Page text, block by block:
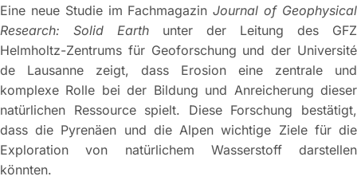
Eine neue Studie im FachmagazinJournal of Geophysical
Research: Solid Earth unter der Leitung des GFZ
Helmholtz-Zentrums für Geoforschung und der Université
de Lausanne zeigt, dass Erosion eine zentrale und
komplexe Rolle bei der Bildung und Anreicherung dieser
natürlichen Ressource spielt. Diese Forschung bestätigt,
dass die Pyrenäen und die Alpen wichtige Ziele für die
Exploration von natürlichem Wasserstoff darstellen
könnten.